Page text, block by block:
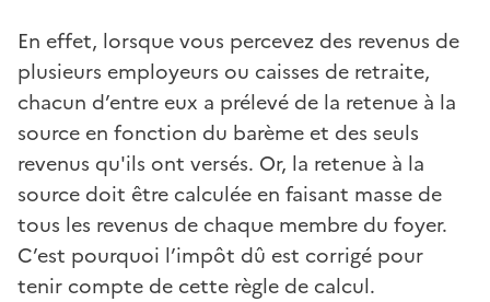
En effet, lorsque vous percevez des revenus de
plusieurs employeurs ou caisses de retraite,
chacun d’entre eux a prélevé de la retenue à la
source en fonction du barème et des seuls
revenus qu'ils ont versés. Or, la retenue à la
source doit être calculée en faisant masse de
tous les revenus de chaque membre du foyer.
C’est pourquoi l’impôt dû est corrigé pour
tenir compte de cette règle de calcul.